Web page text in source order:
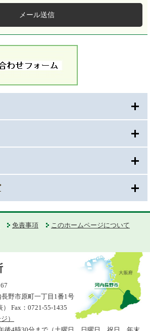
メール送信
免責事項
このホームページについて
野市原町一丁目1番1号
Fax：0721-55-1435
）